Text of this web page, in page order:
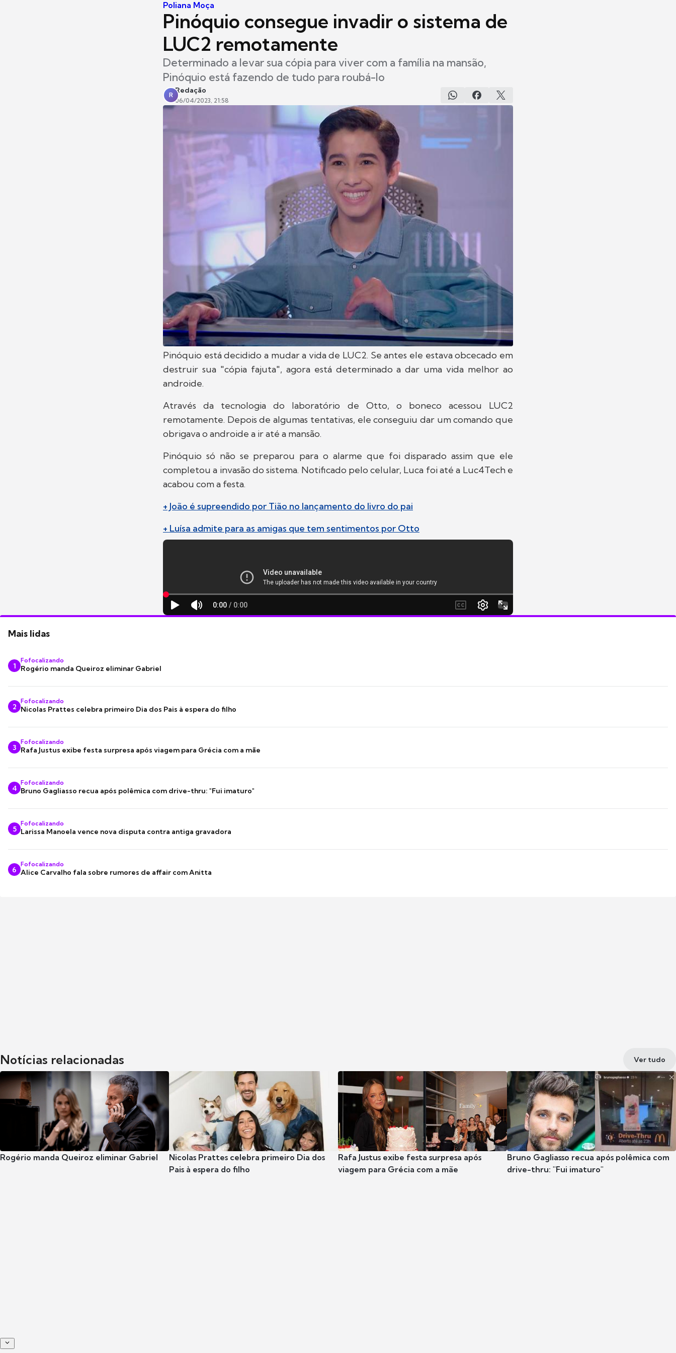
Poliana Moça
Pinóquio consegue invadir o sistema de
LUC2 remotamente
Determinado a levar sua cópia para viver com a família na mansão,
Pinóquio está fazendo de tudo para roubá-lo
R
Redação
06/04/2023, 21:58
Pinóquio está decidido a mudar a vida de LUC2. Se antes ele estava obcecado em
destruir sua "cópia fajuta", agora está determinado a dar uma vida melhor ao
androide.
Através da tecnologia do laboratório de Otto, o boneco acessou LUC2
remotamente. Depois de algumas tentativas, ele conseguiu dar um comando que
obrigava o androide a ir até a mansão.
Pinóquio só não se preparou para o alarme que foi disparado assim que ele
completou a invasão do sistema. Notificado pelo celular, Luca foi até a Luc4Tech e
acabou com a festa.
+ João é supreendido por Tião no lançamento do livro do pai
+ Luísa admite para as amigas que tem sentimentos por Otto
Mais lidas
1
Fofocalizando
Rogério manda Queiroz eliminar Gabriel
2
Fofocalizando
Nicolas Prattes celebra primeiro Dia dos Pais à espera do filho
3
Fofocalizando
Rafa Justus exibe festa surpresa após viagem para Grécia com a mãe
4
Fofocalizando
Bruno Gagliasso recua após polêmica com drive-thru: "Fui imaturo"
5
Fofocalizando
Larissa Manoela vence nova disputa contra antiga gravadora
6
Fofocalizando
Alice Carvalho fala sobre rumores de affair com Anitta
Notícias relacionadas Ver tudo
Rogério manda Queiroz eliminar Gabriel
Nicolas Prattes celebra primeiro Dia dos
Pais à espera do filho
Rafa Justus exibe festa surpresa após
viagem para Grécia com a mãe
Bruno Gagliasso recua após polêmica com
drive-thru: "Fui imaturo"